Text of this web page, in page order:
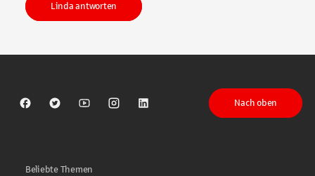
Linda antworten
Sparkasse auf Facebook
Sparkasse auf Twitter
Sparkasse auf Youtube
Sparkasse auf Instagram
Sparkasse auf LinkedIn
Nach oben
Beliebte Themen